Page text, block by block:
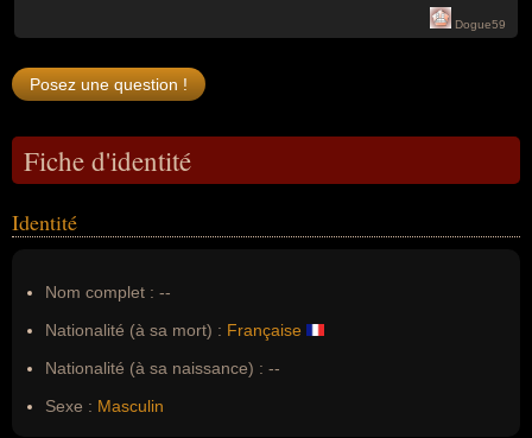
Dogue59
Fiche d'identité
Identité
Nom complet : --
Nationalité (à sa mort) : Française
Nationalité (à sa naissance) : --
Sexe : Masculin